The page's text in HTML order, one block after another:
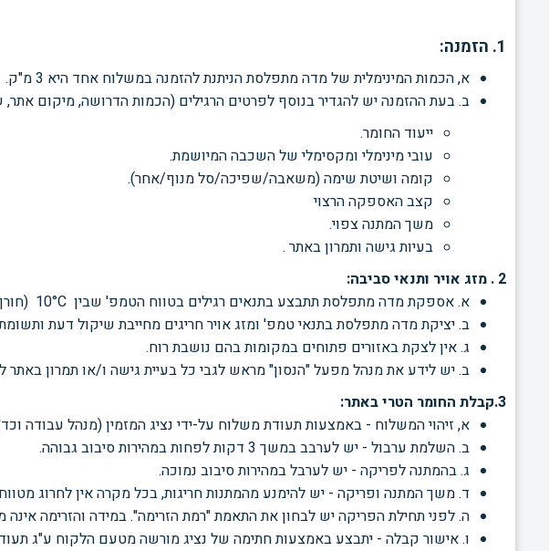
1. הזמנה:
א, הכמות המינימלית של מדה מתפלסת הניתנת להזמנה במשלוח אחד היא
ב. בעת ההזמנה יש להגדיר בנוסף לפרטים הרגילים (הכמות הדרושה, מיקום
ייעוד החומר.
עובי מינימלי ומקסימלי של השכבה המיושמת.
קומה ושיטת שימה (משאבה/שפיכה/סל מנוף/אחר).
קצב האספקה הרצוי
משך המתנה צפוי.
בעיות גישה ותמרון באתר .
2 . מזג אויר ותנאי סביבה:
א. אספקת מדה מתפלסת תתבצע בתנאים רגילים בטווח הטמפ' שבין 10
°C
ב. יציקת מדה מתפלסת בתנאי טמפ' ומזג אויר חריגים מחייבת שיקול דעת
ג. אין לצקת באזורים פתוחים במקומות בהם נושבת רוח.
ב. יש לידע את מנהל מפעל "הנסון" מראש לגבי כל בעיית גישה ו/או תמרון באתר
3.קבלת החומר הטרי באתר:
א, זיהוי המשלוח - באמצעות תעודת משלוח על-ידי נציג המזמין (מנהל עבודה
ב. השלמת ערבול - יש לערבב במשך 3
דקות לפחות במהירות סיבוב גבוהה.
ג. בהמתנה לפריקה - יש לערבל במהירות סיבוב נמוכה.
ד. משך המתנה ופריקה - יש להימנע מהמתנות חריגות, בכל מקרה אין לחרוג מטווח 90
ה. לפני תחילת הפריקה יש לבחון את התאמת "רמת הזרימה". במידה והזרימה
ו. אישור קבלה - יתבצע באמצעות חתימה של נציג מורשה מטעם הלקוח ע"ג